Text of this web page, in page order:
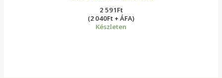
2 591Ft
(2 040Ft + ÁFA)
Készleten